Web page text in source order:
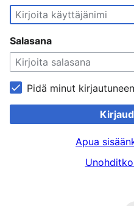
Salasana
Pidä minut
Apua